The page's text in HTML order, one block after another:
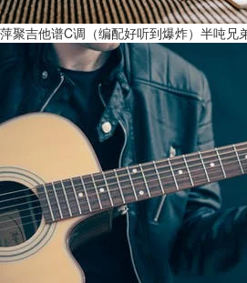
萍聚吉他谱C调（编配好听到爆炸）半吨兄